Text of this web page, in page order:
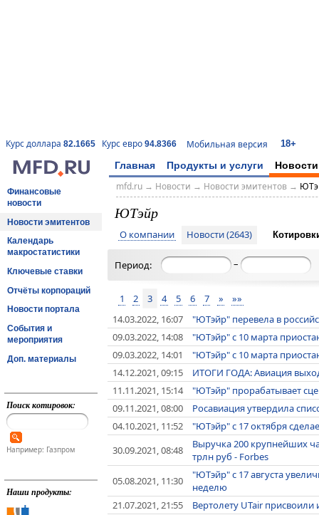
Курс доллара 82.1665 Курс евро 94.8366 Мобильная версия 18+
Главная Продукты и услуги Новости
Финансовые
новости
Новости эмитентов
Календарь
макростатистики
Ключевые ставки
Отчёты корпораций
Новости портала
События и
мероприятия
Доп. материалы
Поиск котировок:
Например: Газпром
Наши продукты:
mfd.ru→ Новости → Новости эмитентов→
ЮТэйр
О компании Новости (2643)
Период: –
1 2 3 4 5 6 7 »
»»
14.03.2022, 16:07
"ЮТэйр" перевела в
09.03.2022, 14:08
"ЮТэйр" с 10 марта
09.03.2022, 14:01
"ЮТэйр" с 10 марта
14.12.2021, 09:15
ИТОГИ ГОДА: Авиация
11.11.2021, 15:14
"ЮТэйр" прорабатывает
09.11.2021, 08:00
Росавиация утвердила
04.10.2021, 11:52
"ЮТэйр" с 17 октября
30.09.2021, 08:48
Выручка 200 крупнейших
трлн руб - Forbes
05.08.2021, 11:30
"ЮТэйр" с 17 августа
неделю
21.07.2021, 21:55
Вертолету UTair